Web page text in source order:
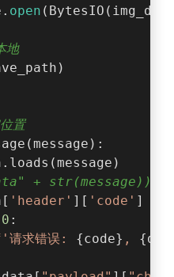
open
地
置
(message ):
+ str(message))
'header' ][ 'code' ]
0 :
求错误: {code} ,